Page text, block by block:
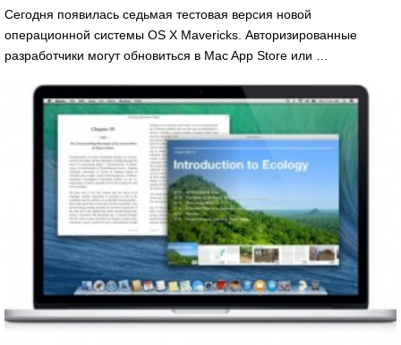
Сегодня появилась седьмая тестовая версия новой
операционной системы OS X Mavericks. Авторизированные
разработчики могут обновиться в Mac App Store или …